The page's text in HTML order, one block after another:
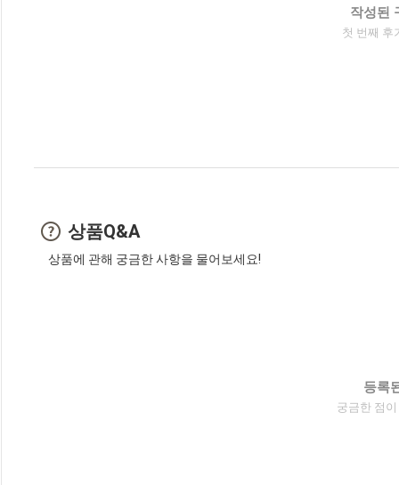
작성된
첫 번째 후
상품Q&A
상품에 관해 궁금한 사항을 물어보세요!
등록
궁금한 점